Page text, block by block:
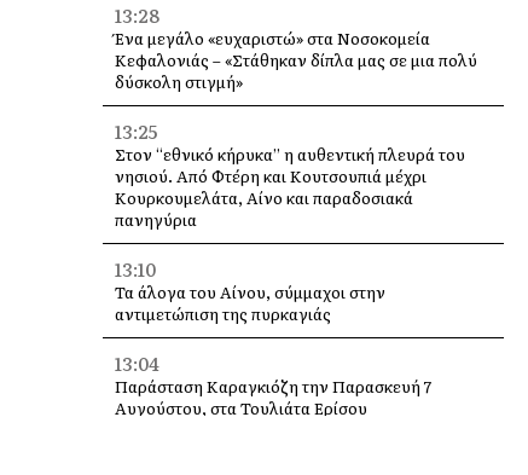
13:28
Ένα μεγάλο «ευχαριστώ» στα Νοσοκομεία
Κεφαλονιάς – «Στάθηκαν δίπλα μας σε μια πολύ
δύσκολη στιγμή»
13:25
Στον “εθνικό κήρυκα” η αυθεντική πλευρά του
νησιού. Από Φτέρη και Κουτσουπιά μέχρι
Κουρκουμελάτα, Αίνο και παραδοσιακά
πανηγύρια
13:10
Τα άλογα του Αίνου, σύμμαχοι στην
αντιμετώπιση της πυρκαγιάς
13:04
Παράσταση Καραγκιόζη την Παρασκευή 7
Αυγούστου, στα Τουλιάτα Ερίσου